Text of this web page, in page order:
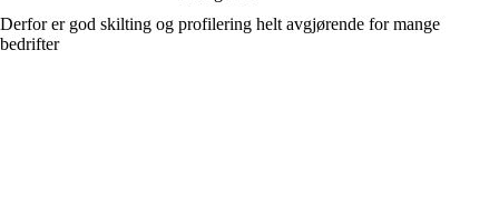
Derfor er god skilting og profilering helt avgjørende for mange
bedrifter